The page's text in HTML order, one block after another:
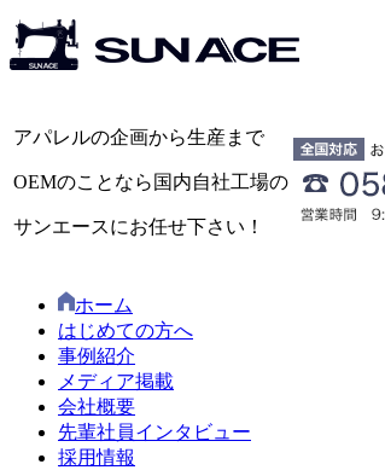
アパレルの企画から生産まで
OEMのことなら国内自社工場の
サンエースにお任せ下さい！
ホーム
はじめての方へ
事例紹介
メディア掲載
会社概要
先輩社員インタビュー
採用情報